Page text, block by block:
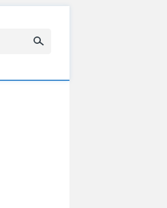
Suchbegriff eingeben